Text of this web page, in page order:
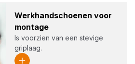
Werk­hand­schoe­nen voor
mon­ta­ge
Is voorzien van een stevige
griplaag.